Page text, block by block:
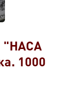
"НАСА
1000